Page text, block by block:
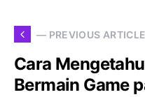
— PREVIOUS ARTICLE
Cara
Bermain Game